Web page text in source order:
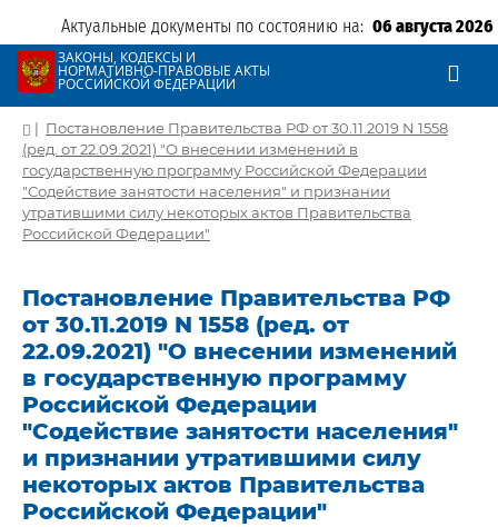
Актуальные документы по состоянию на: 06 августа 2026
ЗАКОНЫ, КОДЕКСЫ И
НОРМАТИВНО-ПРАВОВЫЕ АКТЫ
РОССИЙСКОЙ ФЕДЕРАЦИИ
| Постановление Правительства РФ от 30.11.2019 N 1558
(ред. от 22.09.2021) "О внесении изменений в
государственную программу Российской Федерации
"Содействие занятости населения" и признании
утратившими силу некоторых актов Правительства
Российской Федерации"
Постановление Правительства РФ
от 30.11.2019 N 1558 (ред. от
22.09.2021) "О внесении изменений
в государственную программу
Российской Федерации
"Содействие занятости населения"
и признании утратившими силу
некоторых актов Правительства
Российской Федерации"